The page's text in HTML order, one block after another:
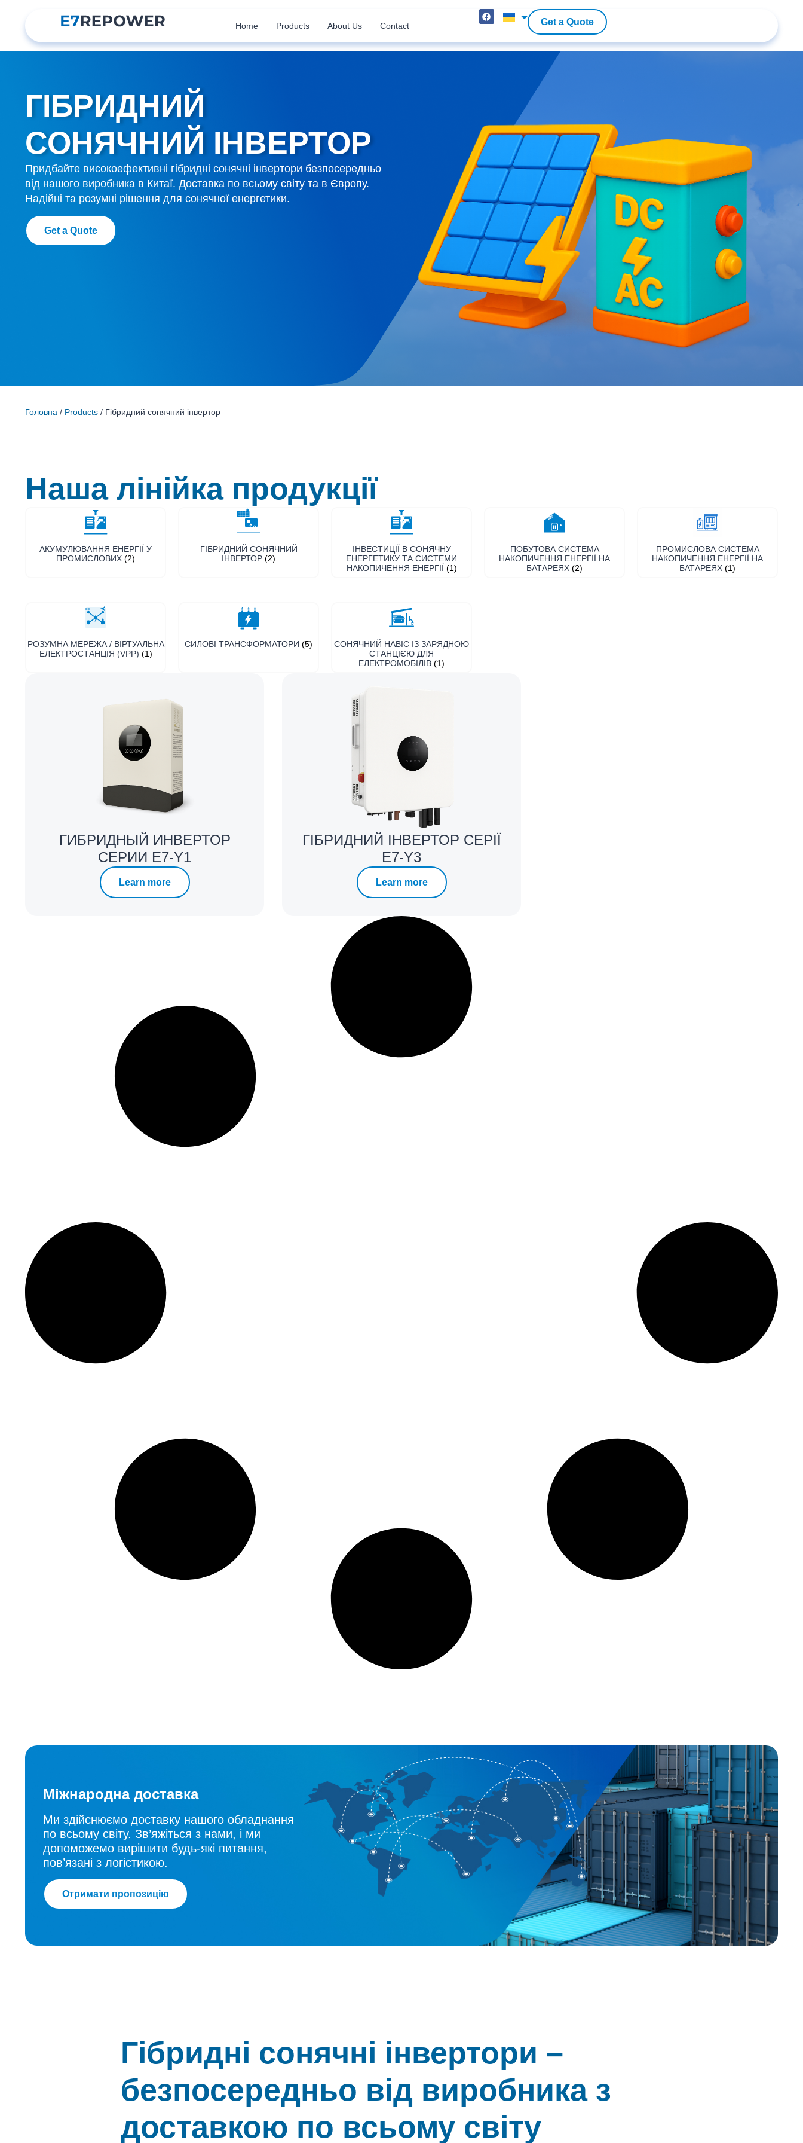
Home Products About Us Contact Get a Quote
ГІБРИДНИЙ
СОНЯЧНИЙ ІНВЕРТОР
Придбайте високоефективні гібридні сонячні інвертори безпосередньо
від нашого виробника в Китаї. Доставка по всьому світу та в Європу.
Надійні та розумні рішення для сонячної енергетики.
Get a Quote
Головна / Products / Гібридний сонячний інвертор
Наша лінійка продукції
АКУМУЛЮВАННЯ ЕНЕРГІЇ У
ПРОМИСЛОВИХ (2)
ГІБРИДНИЙ СОНЯЧНИЙ
ІНВЕРТОР (2)
ІНВЕСТИЦІЇ В СОНЯЧНУ
ЕНЕРГЕТИКУ ТА СИСТЕМИ
НАКОПИЧЕННЯ ЕНЕРГІЇ (1)
ПОБУТОВА СИСТЕМА
НАКОПИЧЕННЯ ЕНЕРГІЇ НА
БАТАРЕЯХ (2)
ПРОМИСЛОВА СИСТЕМА
НАКОПИЧЕННЯ ЕНЕРГІЇ НА
БАТАРЕЯХ (1)
РОЗУМНА МЕРЕЖА / ВІРТУАЛЬНА
ЕЛЕКТРОСТАНЦІЯ (VPP) (1)
СИЛОВІ ТРАНСФОРМАТОРИ (5)
СОНЯЧНИЙ НАВІС ІЗ ЗАРЯДНОЮ
СТАНЦІЄЮ ДЛЯ
ЕЛЕКТРОМОБІЛІВ (1)
ГИБРИДНЫЙ ИНВЕРТОР
СЕРИИ E7-Y1
Learn more
ГІБРИДНИЙ ІНВЕРТОР СЕРІЇ
E7-Y3
Learn more
Міжнародна доставка
Ми здійснюємо доставку нашого обладнання
по всьому світу. Зв’яжіться з нами, і ми
допоможемо вирішити будь-які питання,
пов’язані з логістикою.
Отримати пропозицію
Гібридні сонячні інвертори –
безпосередньо від виробника з
доставкою по всьому світу